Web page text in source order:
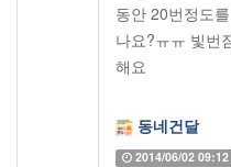
동안 20번정도
나요?ㅠㅠ 빛번
해요
동네건달
2014/06/02 09:12